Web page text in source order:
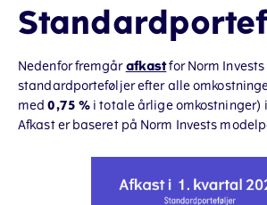
Nedenfor fremgårafkastfor Norm Invests
standardporteføljer efter alle
med 0,75 % i totale årlige omkostninger) i
Afkast er baseret på Norm Invests